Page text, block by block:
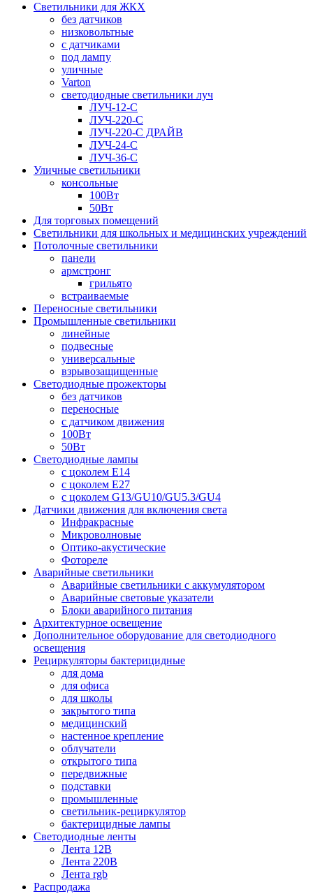
Светильники для ЖКХ
без датчиков
низковольтные
с датчиками
под лампу
уличные
Varton
светодиодные светильники луч
ЛУЧ-12-С
ЛУЧ-220-С
ЛУЧ-220-С ДРАЙВ
ЛУЧ-24-С
ЛУЧ-36-С
Уличные светильники
консольные
100Вт
50Вт
Для торговых помещений
Светильники для школьных и медицинских учреждений
Потолочные светильники
панели
армстронг
грильято
встраиваемые
Переносные светильники
Промышленные светильники
линейные
подвесные
универсальные
взрывозащищенные
Светодиодные прожекторы
без датчиков
переносные
с датчиком движения
100Вт
50Вт
Светодиодные лампы
с цоколем E14
с цоколем E27
с цоколем G13/GU10/GU5.3/GU4
Датчики движения для включения света
Инфракрасные
Микроволновые
Оптико-акустические
Фотореле
Аварийные светильники
Аварийные светильники с аккумулятором
Аварийные световые указатели
Блоки аварийного питания
Архитектурное освещение
Дополнительное оборудование для светодиодного
освещения
Рециркуляторы бактерицидные
для дома
для офиса
для школы
закрытого типа
медицинский
настенное крепление
облучатели
открытого типа
передвижные
подставки
промышленные
светильник-рециркулятор
бактерицидные лампы
Светодиодные ленты
Лента 12В
Лента 220В
Лента rgb
Распродажа